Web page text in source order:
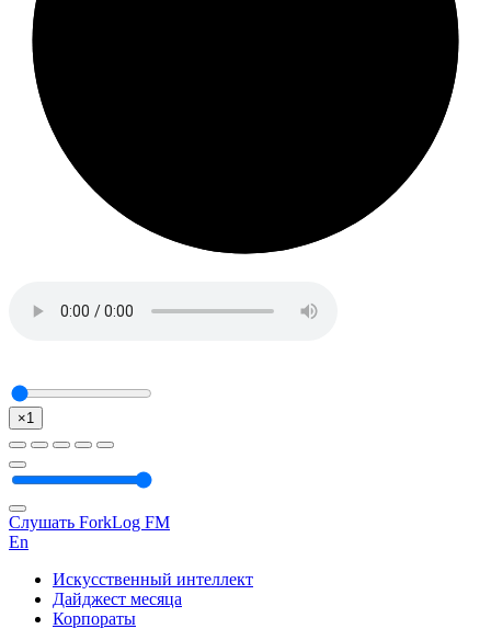
×1
Слушать ForkLog FM
En
Искусственный интеллект
Дайджест месяца
Корпораты